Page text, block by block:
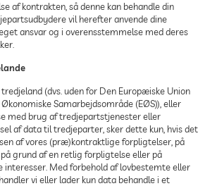
af kontrakten, så denne kan behandle din
vil herefter anvende dine
ansvar og i overensstemmelse med deres
(dvs. uden for Den Europæiske Union
Samarbejdsområde (EØS)), eller
med brug af tredjepartstjenester eller
af data til tredjeparter, sker dette kun, hvis det
af vores (præ)kontraktlige forpligtelser, på
grund af en retlig forpligtelse eller på
Med forbehold af lovbestemte eller
vi eller lader kun data behandle i et